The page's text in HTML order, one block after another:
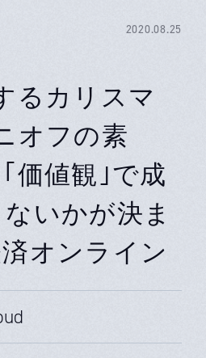
2020.08.25
るカリスマ
オフの素
値観｣で成
いかが決ま
オンライン